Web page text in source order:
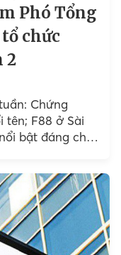
Phó Tổng
chức
2
Chứng
tên; F88 ở Sài
bật đáng chú